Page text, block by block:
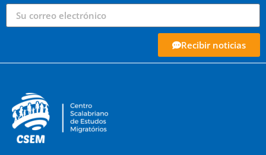
Recibir noticias